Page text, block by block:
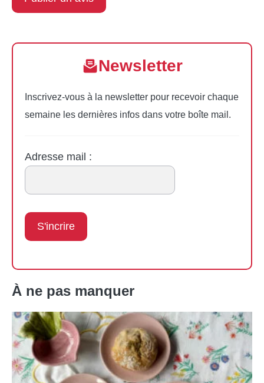
Newsletter
Inscrivez-vous à la newsletter pour recevoir chaque
semaine les dernières infos dans votre boîte mail.
Adresse mail :
À ne pas manquer